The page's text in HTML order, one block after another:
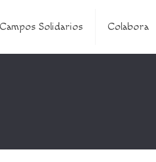
Campos Solidarios Colabora